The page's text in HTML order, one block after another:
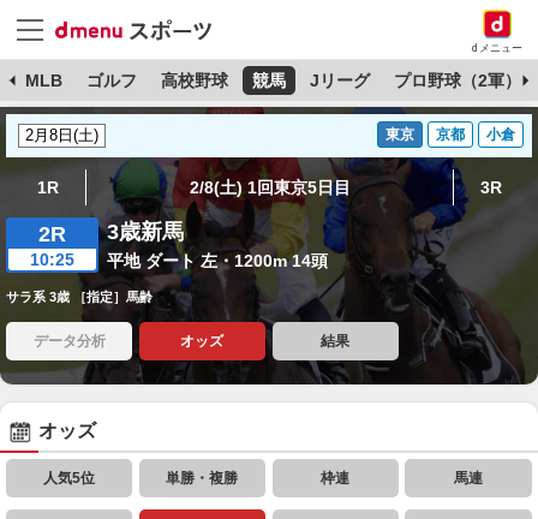
dメニュー
MLB ゴルフ 高校野球 競馬 Jリーグ プロ野球（2軍）
東京 京都 小倉
1R 2/8(土) 1回東京5日目 3R
2R
10:25
3歳新馬
平地 ダート 左・1200m 14頭
サラ系 3歳 ［指定］馬齢
データ分析 オッズ 結果
オッズ
人気5位 単勝・複勝 枠連 馬連